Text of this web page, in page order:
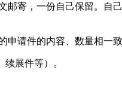
寄，一份自己保留。自
请件的内容、数量相一
展件等）。